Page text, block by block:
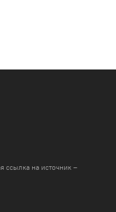
ссылка на источник –